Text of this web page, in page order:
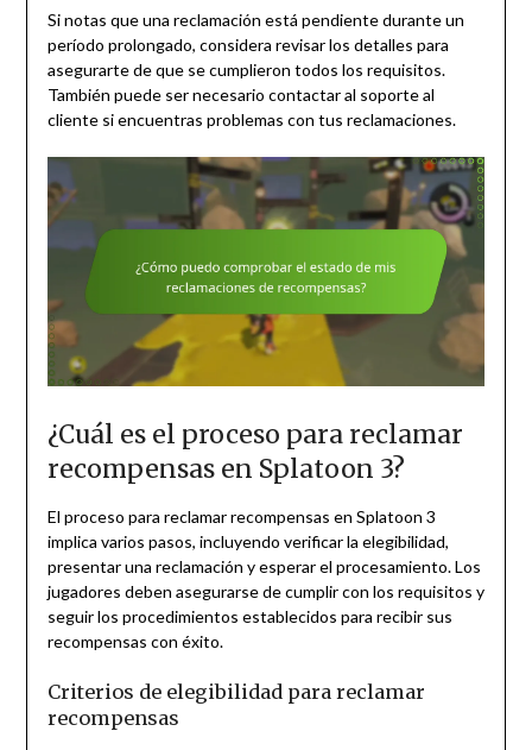
Si notas que una reclamación está pendiente durante un
período prolongado, considera revisar los detalles para
asegurarte de que se cumplieron todos los requisitos.
También puede ser necesario contactar al soporte al
cliente si encuentras problemas con tus reclamaciones.
¿Cuál es el proceso para reclamar
recompensas en Splatoon 3?
El proceso para reclamar recompensas en Splatoon 3
implica varios pasos, incluyendo verificar la elegibilidad,
presentar una reclamación y esperar el procesamiento. Los
jugadores deben asegurarse de cumplir con los requisitos y
seguir los procedimientos establecidos para recibir sus
recompensas con éxito.
Criterios de elegibilidad para reclamar
recompensas